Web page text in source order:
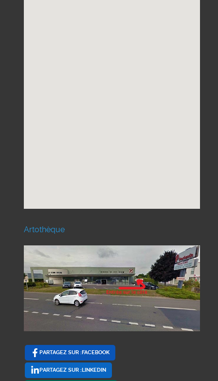
Artothèque
PARTAGEZ SUR :FACEBOOK
PARTAGEZ SUR :LINKEDIN